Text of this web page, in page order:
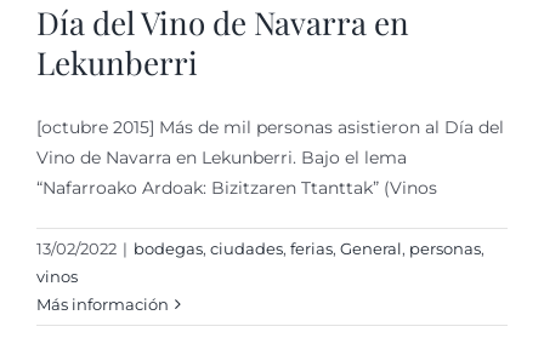
Día del Vino de Navarra en
Lekunberri
[octubre 2015] Más de mil personas asistieron al Día del
Vino de Navarra en Lekunberri. Bajo el lema
“Nafarroako Ardoak: Bizitzaren Ttanttak” (Vinos
13/02/2022 | bodegas, ciudades, ferias, General, personas,
vinos
Más información